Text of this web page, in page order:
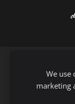
We use
marketing